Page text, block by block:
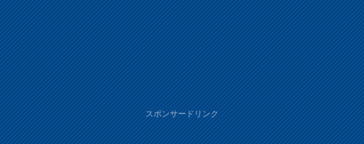
スポンサードリンク